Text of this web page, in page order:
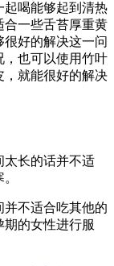
起喝能够起到清热
合一些舌苔厚重黄
好的解决这一问
，也可以使用竹叶
，就能很好的解决
太长的话并不适
并不适合吃其他的
的女性进行服